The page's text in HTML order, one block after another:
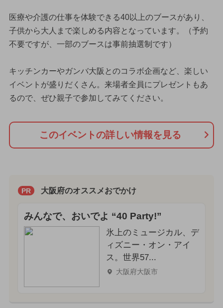
医療や介護の仕事を体験できる40以上のブースがあり、
子供から大人まで楽しめる内容となっています。（予約
不要ですが、一部のブースは事前抽選制です）
キッチンカーやガンバ大阪とのコラボ企画など、楽しい
イベントが盛りだくさん。来場者全員にプレゼントもあ
るので、ぜひ親子で参加してみてください。
このイベントの詳しい情報を見る
PR 大阪府のオススメおでかけ
みんなで、おいでよ “40 Party!”
氷上のミュージカル、デ
ィズニー・オン・アイ
ス。世界57...
大阪府大阪市